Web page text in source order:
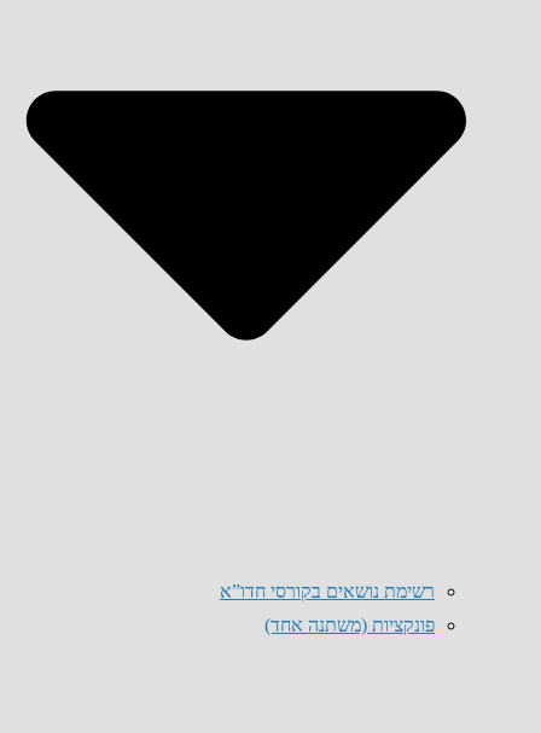
רשימת נושאים בקורסי חדו”א
פונקציות (משתנה אחד)